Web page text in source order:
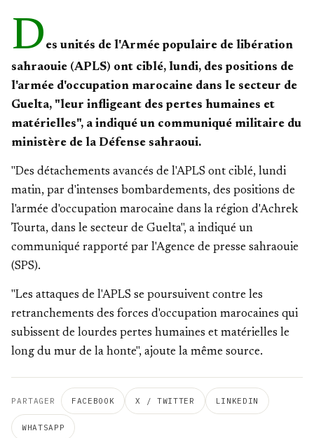
D es unités de l'Armée populaire de libération
sahraouie (APLS) ont ciblé, lundi, des positions de
l'armée d'occupation marocaine dans le secteur de
Guelta, "leur infligeant des pertes humaines et
matérielles", a indiqué un communiqué militaire du
ministère de la Défense sahraoui.
"Des détachements avancés de l'APLS ont ciblé, lundi
matin, par d'intenses bombardements, des positions de
l'armée d'occupation marocaine dans la région d'Achrek
Tourta, dans le secteur de Guelta", a indiqué un
communiqué rapporté par l'Agence de presse sahraouie
(SPS).
"Les attaques de l'APLS se poursuivent contre les
retranchements des forces d'occupation marocaines qui
subissent de lourdes pertes humaines et matérielles le
long du mur de la honte", ajoute la même source.
PARTAGER FACEBOOK X / TWITTER LINKEDIN
WHATSAPP